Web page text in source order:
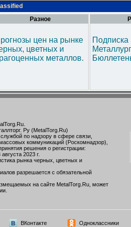
Разное
цен на рынке
цветных и
металлов.
Ру (MetalTorg.Ru)
по надзору в сфере связи,
коммуникаций (Роскомнадзор),
решения о регистрации:
2023 г.
рынка черных, цветных и
разрешается с обязательной
на сайте MetalTorg.Ru, может
ВКонтакте Одноклассники